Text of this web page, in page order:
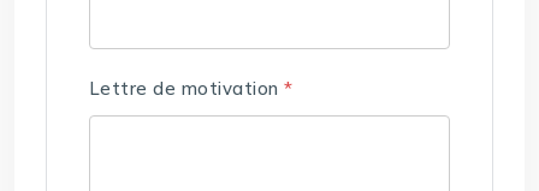
Lettre de motivation*